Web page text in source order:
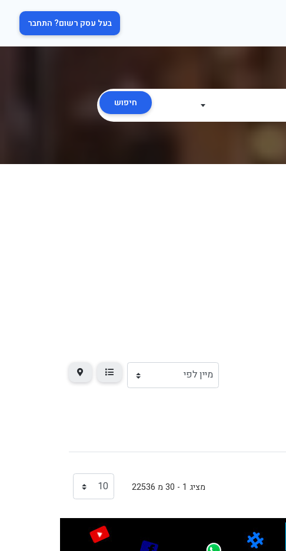
בעל עסק רשום? התחבר
חיפוש
מציג 1 - 30 מ 22536